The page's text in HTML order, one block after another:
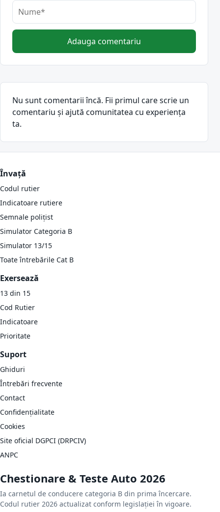
Adauga comentariu
Nu sunt comentarii încă. Fii primul care scrie un
comentariu și ajută comunitatea cu experiența
ta.
Învață
Codul rutier
Indicatoare rutiere
Semnale polițist
Simulator Categoria B
Simulator 13/15
Toate întrebările Cat B
Exersează
13 din 15
Cod Rutier
Indicatoare
Prioritate
Suport
Ghiduri
Întrebări frecvente
Contact
Confidențialitate
Cookies
Site oficial DGPCI (DRPCIV)
ANPC
Chestionare & Teste Auto 2026
Ia carnetul de conducere categoria B din prima încercare.
Codul rutier 2026 actualizat conform legislației în vigoare.